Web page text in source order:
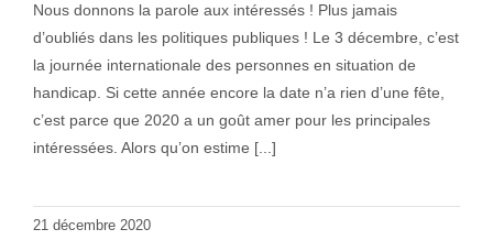
Nous donnons la parole aux intéressés ! Plus jamais
d’oubliés dans les politiques publiques ! Le 3 décembre, c’est
la journée internationale des personnes en situation de
handicap. Si cette année encore la date n’a rien d’une fête,
c’est parce que 2020 a un goût amer pour les principales
intéressées. Alors qu’on estime [...]
21 décembre 2020